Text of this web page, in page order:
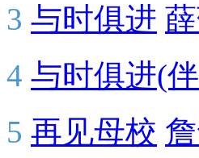
3 与时俱进
4 与时俱进(
5 再见母校